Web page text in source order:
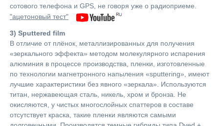
сотового телефона и GPS, не говоря уже о радиоприеме.
"ацетоновый тест"
3) Sputtered film
В отличие от плёнок, металлизированных для получения
«зеркального эффекта» методом молекулярного испарения
алюминия в процессе производства, пленки, изготовленные
по технологии магнетронного напыления «sputtering», имеют
лучшие характеристики без явного «зеркала». Используются
титан, нержавеющая сталь, никель, хром и бронза. Не
окисляются, у чистых многослойных спаттеров в составе
отсутствует краска, такие пленки являются самыми